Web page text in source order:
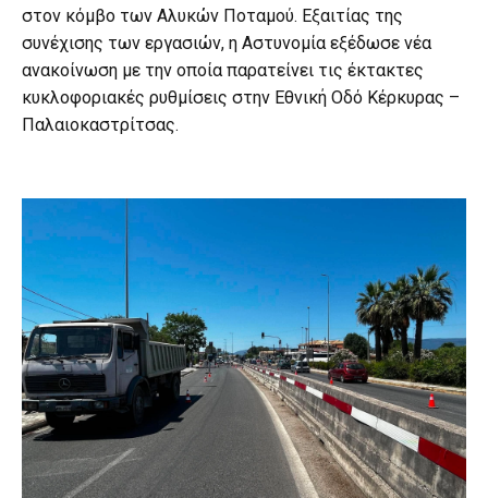
στον κόμβο των Αλυκών Ποταμού. Εξαιτίας της
συνέχισης των εργασιών, η Αστυνομία εξέδωσε νέα
ανακοίνωση με την οποία παρατείνει τις έκτακτες
κυκλοφοριακές ρυθμίσεις στην Εθνική Οδό Κέρκυρας –
Παλαιοκαστρίτσας.